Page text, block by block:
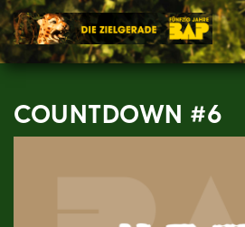
Skip
to
content
COUNTDOWN #6